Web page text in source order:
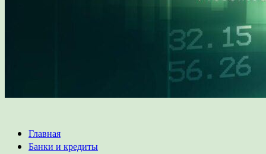
Основное
меню
Главная
Банки и кредиты